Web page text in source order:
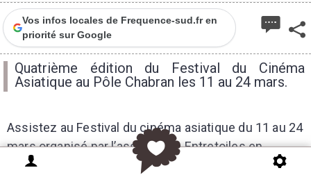
Vos infos locales de Frequence-sud.fr en
priorité sur Google
Quatrième édition du Festival du Cinéma
Asiatique au Pôle Chabran les 11 au 24 mars.
Assistez au Festival du cinéma asiatique du 11 au 24
mars organisé par l’association Entretoiles en
partenariat avec la Ville de Draguignan et le cinéma